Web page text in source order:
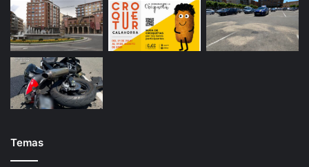
Temas